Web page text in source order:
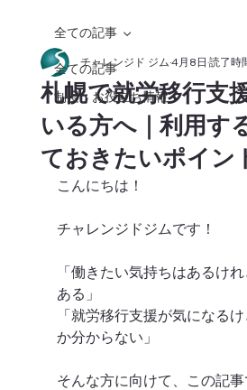
全ての記事
制度・お役立ち情報
全ての記事
札幌で就労移行支
いる方へ｜利用す
ておきたいポイン
チャレンジド ジム4月8日 読了時
こんにちは！
チャレンジドジムです！
「働きたい気持ちはあるけ
ある」
「就労移行支援が気になる
か分からない」
そんな方に向けて、この記